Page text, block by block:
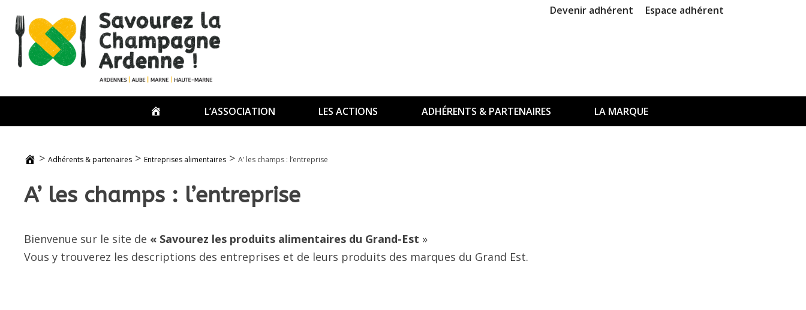
contenu
Devenir adhérent Espace adhérent
ACCUEIL L’ASSOCIATION LES ACTIONS ADHÉRENTS & PARTENAIRES LA MARQUE
>Adhérents & partenaires >Entreprises alimentaires >A’ les champs : l’entreprise
A’ les champs : l’entreprise
Bienvenue sur le site de « Savourez les produits alimentaires du Grand-Est »
Vous y trouverez les descriptions des entreprises et de leurs produits des marques du Grand Est.